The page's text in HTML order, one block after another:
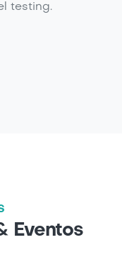
testing.
Eventos